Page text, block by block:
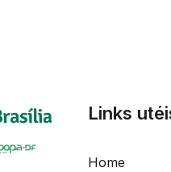
Links
Home